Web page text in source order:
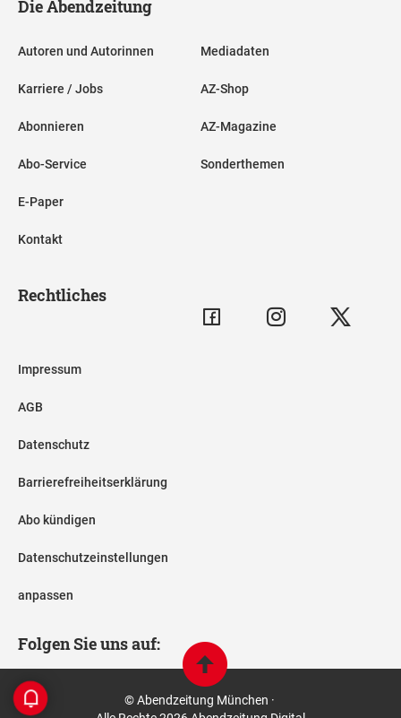
Die Abendzeitung
Autoren und Autorinnen
Karriere / Jobs
Abonnieren
Abo-Service
E-Paper
Kontakt
Mediadaten
AZ-Shop
AZ-Magazine
Sonderthemen
Rechtliches
Impressum
AGB
Datenschutz
Barrierefreiheitserklärung
Abo kündigen
Datenschutzeinstellungen
anpassen
Folgen Sie uns auf:
© Abendzeitung München ·